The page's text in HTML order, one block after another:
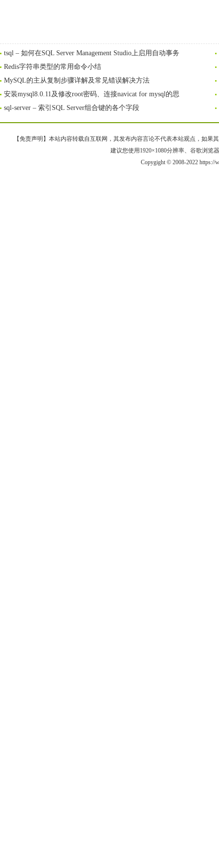
tsql – 如何在SQL Server Management Studio上启用自动事务
Redis字符串类型的常用命令小结
MySQL的主从复制步骤详解及常见错误解决方法
安装mysql8.0.11及修改root密码、连接navicat for mysql的思
sql-server – 索引SQL Server组合键的各个字段
【免责声明】本站内容转载自互联网，其发布内容言论不代表本站观点，如果
建议您使用1920×1080分辨率、谷歌浏览
Copygight © 2008-2022 https://